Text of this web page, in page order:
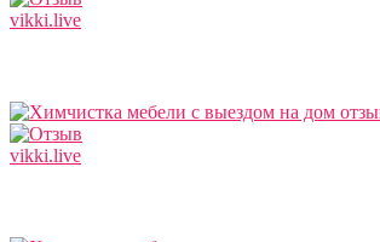
vikki.live
vikki.live